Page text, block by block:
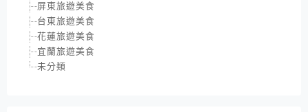
屏東旅遊美食
台東旅遊美食
花蓮旅遊美食
宜蘭旅遊美食
未分類